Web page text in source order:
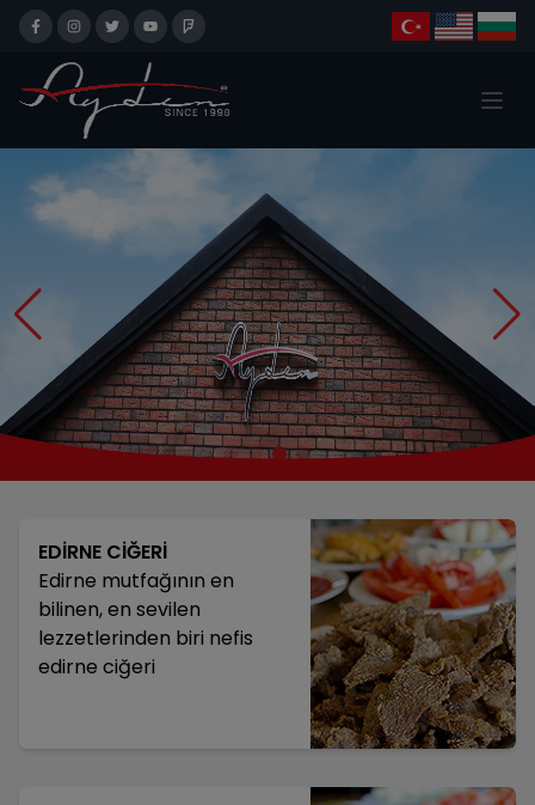
EDİRNE CİĞERİ
Edirne mutfağının en
bilinen, en sevilen
lezzetlerinden biri nefis
edirne ciğeri